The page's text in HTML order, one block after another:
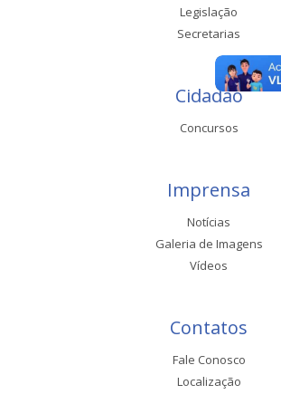
Legislação
Secretarias
Cidadão
Concursos
Imprensa
Notícias
Galeria de Imagens
Vídeos
Contatos
Fale Conosco
Localização